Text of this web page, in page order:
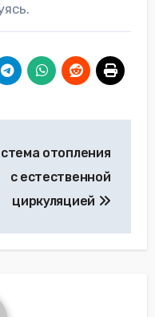
отопления
с естественной
циркуляцией